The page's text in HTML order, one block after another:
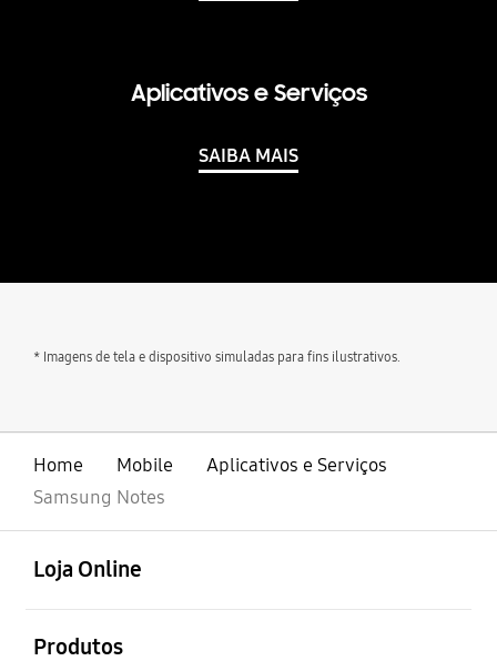
Aplicativos e Serviços
SAIBA MAIS
* Imagens de tela e dispositivo simuladas para fins ilustrativos.
Home Mobile
Aplicativos e Serviços
Samsung Notes
Loja Online
Produtos